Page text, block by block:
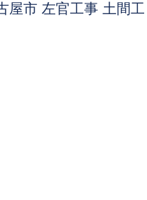
屋市 左官工事 土間